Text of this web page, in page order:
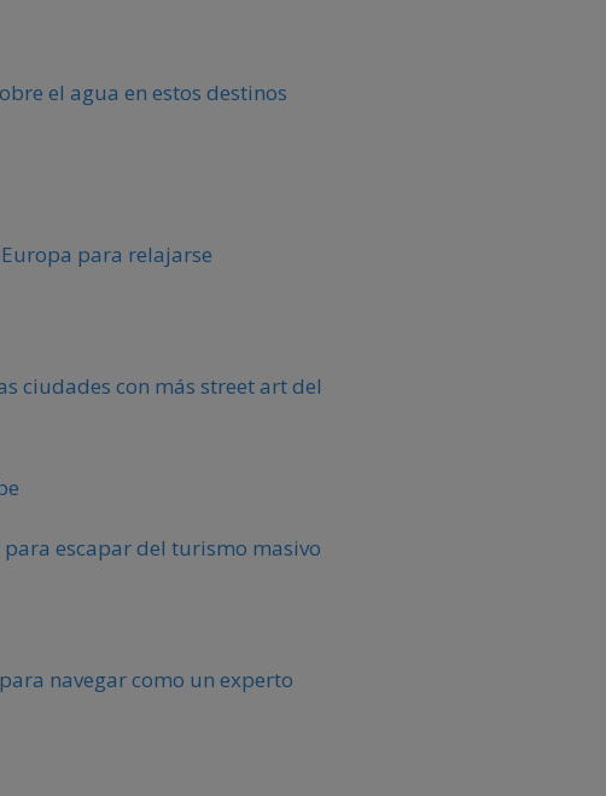
el agua en estos destinos
para relajarse
ciudades con más street art del
escapar del turismo masivo
navegar como un experto